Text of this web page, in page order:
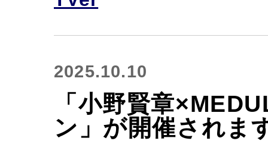
2025.10.10
「小野賢章
ン」が開催されま